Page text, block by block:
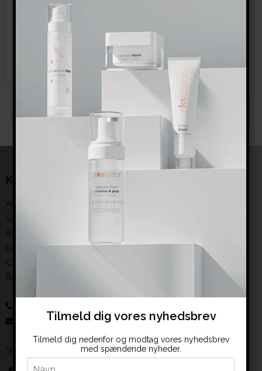
Spatler
Ingen produkter fundet.
Kontakt
Abeauty from North
Sønderbrogade 6. baghuset
8700 Horsens
Danmark
CVR-nummer
Bankoplysninger
salg@abeauty.dk
Sitemap
Tilmeld dig vores nyhedsbrev
Tilmeld dig nedenfor og modtag vores nyhedsbrev
med spændende nyheder.